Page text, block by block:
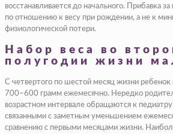
восстанавливается до начального. Прибавка
по отношению к весу при рождении, а не к
физиологической потери.
Набор веса во
полугодии жизни
С четвертого по шестой месяц жизни ребенок
700–600 грамм ежемесячно. Нередко
возрастном интервале обращаются к
связанными с заметным уменьшением
сравнению с первыми месяцами жизни.